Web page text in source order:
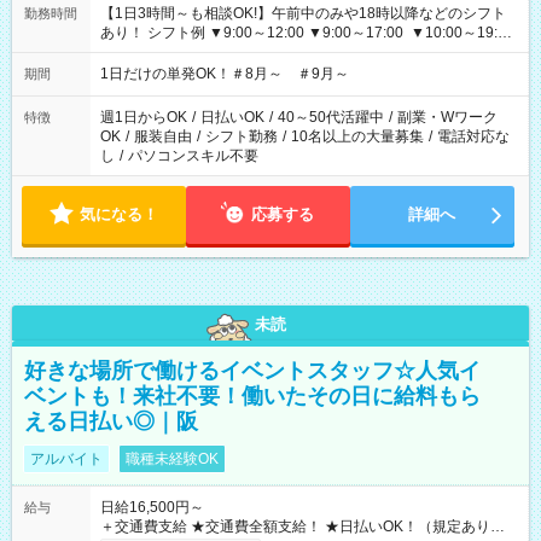
勤務時間
【1日3時間～も相談OK!】午前中のみや18時以降などのシフト
あり！ シフト例 ▼9:00～12:00 ▼9:00～17:00 ▼10:00～19:00
▼18:00～21:00
期間 1日だけの単発OK！＃8月～ ＃9月～
特徴 週1日からOK / 日払いOK / 40～50代活躍中 / 副業・Wワーク
OK / 服装自由 / シフト勤務 / 10名以上の大量募集 / 電話対応な
し / パソコンスキル不要
気になる！ 応募する 詳細へ
未読
好きな場所で働けるイベントスタッフ☆人気イ
ベントも！来社不要！働いたその日に給料もら
える日払い◎｜阪
アルバイト 職種未経験OK
給与
日給16,500円～
＋交通費支給 ★交通費全額支給！ ★日払いOK！（規定あり） ┗